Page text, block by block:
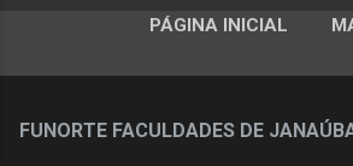
PÁGINA INICIAL
FUNORTE FACULDADES DE